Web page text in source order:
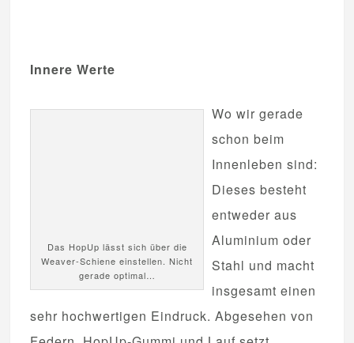
Innere Werte
Das HopUp lässt sich über die
Weaver-Schiene einstellen. Nicht
gerade optimal…
Wo wir gerade
schon beim
Innenleben sind:
Dieses besteht
entweder aus
Aluminium oder
Stahl und macht
insgesamt einen
sehr hochwertigen Eindruck. Abgesehen von